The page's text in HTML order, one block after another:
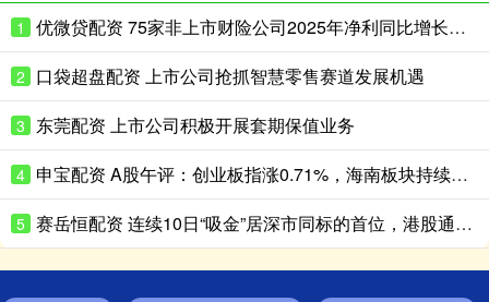
1 优微贷配资 75家非上市财险公司2025年净利同比增长超180%
2 口袋超盘配资 上市公司抢抓智慧零售赛道发展机遇
3 东莞配资 上市公司积极开展套期保值业务
4 申宝配资 A股午评：创业板指涨0.71%，海南板块持续走高
5 赛岳恒配资 连续10日“吸金”居深市同标的首位，港股通央企红利ETF天弘（159281）盘中再获净申购600万份，机构：红利资产配置价值凸显